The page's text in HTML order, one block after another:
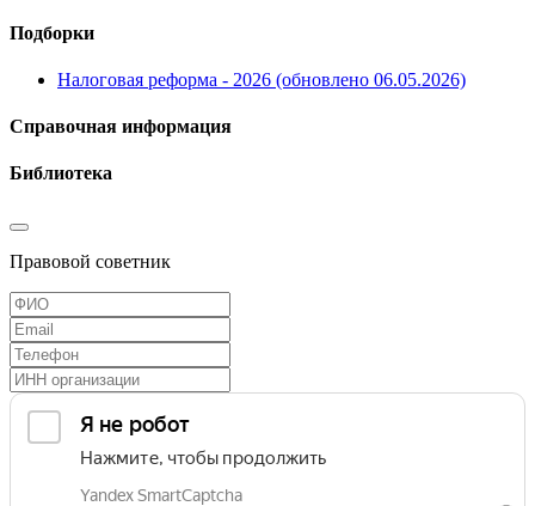
Подборки
Налоговая реформа - 2026 (обновлено 06.05.2026)
Справочная информация
Библиотека
Правовой советник